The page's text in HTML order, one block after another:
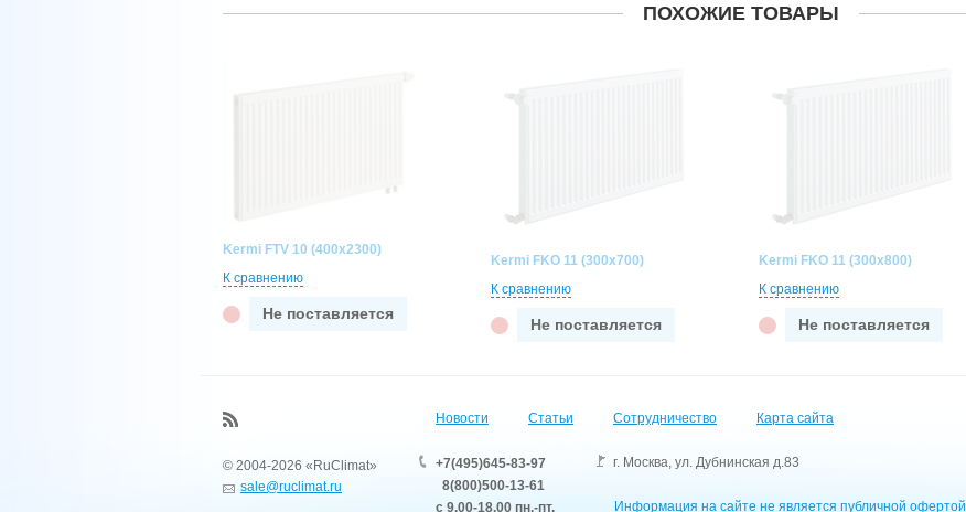
ПОХОЖИЕ ТОВАРЫ
Kermi FTV 10 (400x2300)
К сравнению
Не поставляется
Kermi FKO 11 (300x700)
К сравнению
Не поставляется
Kermi FKO 11 (300x800)
К сравнению
Не поставляется
© 2004-2026 «RuClimat»
sale@ruclimat.ru
Новости Статьи Сотрудничество Карта сайта
+7(495)645-83-97
8(800)500-13-61
с 9.00-18.00 пн.-пт.
г. Москва, ул. Дубнинская д.83
Информация на сайте не является публичной офертой